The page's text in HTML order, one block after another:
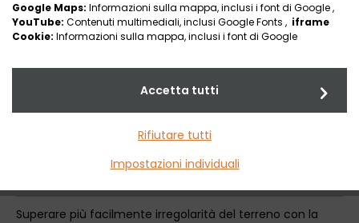
Attuatore di sterzo FREEWAY
Superare più facilmente irregolarità del terreno con la
Google Maps: Informazioni sulla mappa, inclusi i font di Google ,
YouTube: Contenuti multimediali, inclusi Google Fonts , iframe
Cookie: Informazioni sulla mappa, inclusi i font di Google
Impostazioni individuali
Rifiutare tutti
Accetta tutti